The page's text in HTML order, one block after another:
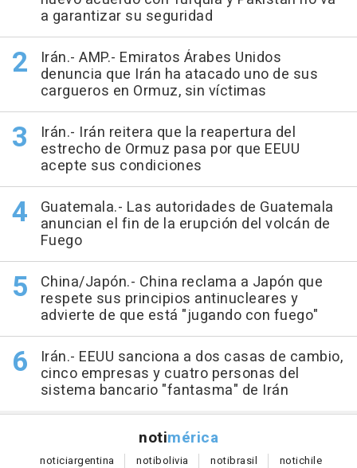
a garantizar su seguridad
Irán.- AMP.- Emiratos Árabes Unidos
denuncia que Irán ha atacado uno de sus
cargueros en Ormuz, sin víctimas
Irán.- Irán reitera que la reapertura del
estrecho de Ormuz pasa por que EEUU
acepte sus condiciones
Guatemala.- Las autoridades de Guatemala
anuncian el fin de la erupción del volcán de
Fuego
China/Japón.- China reclama a Japón que
respete sus principios antinucleares y
advierte de que está "jugando con fuego"
Irán.- EEUU sanciona a dos casas de cambio,
cinco empresas y cuatro personas del
sistema bancario "fantasma" de Irán
notimérica
noticiargentina notibolivia notibrasil notichile